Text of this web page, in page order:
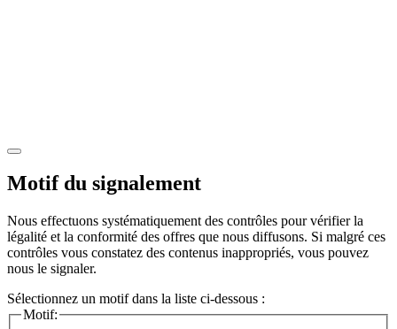
Motif du signalement
Nous effectuons systématiquement des contrôles pour vérifier la
légalité et la conformité des offres que nous diffusons. Si malgré ces
contrôles vous constatez des contenus inappropriés, vous pouvez
nous le signaler.
Sélectionnez un motif dans la liste ci-dessous :
Motif: